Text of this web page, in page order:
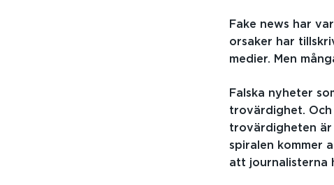
Fake news har
orsaker har
medier. Men
Falska nyheter
trovärdighet.
trovärdigheten är
spiralen kommer
att journalisterna